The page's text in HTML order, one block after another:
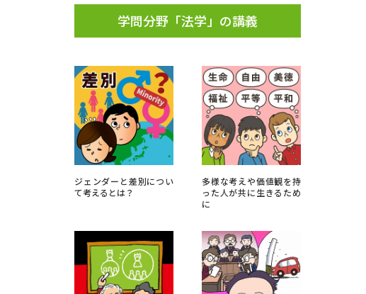
学問分野解説 学問の教科書 夢ナビライブ
このサイトについて
受付内容・発送状況の確認 テレメール
お支払いサイト
お問合せ先 テレメール進学カタログ訂正のご案内
学問分野「法学」の講義
ジェンダーと差別につい
て考えるとは？
多様な考えや価値観を持
った人が共に生きるため
に